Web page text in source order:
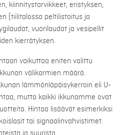
kiinnitystarvikkeet, eristyksen,
(tiilitalossa peltilistoitus ja
vuorilaudat ja vesipellit
kierrätyksen.
vaikuttaa eniten valittu
välikarmien määrä.
lämmönläpäisykerroin eli U-
mutta kaikki ikkunamme ovat
Hintaa lisäävät esimerkiksi
tai signaalinvahvistimet.